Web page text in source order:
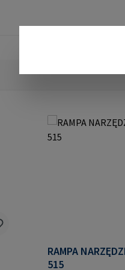
RAMPA NARZĘDZIE
515